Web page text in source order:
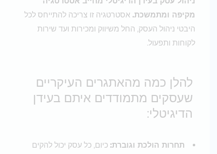
מקיפה ומתמשכת.אסטרטגיה זו צריכה להתייחס לכל
היבטי ניהול העסק, החל משיווק ומכירות ועד שירות
לקוחות ותפעול.
להלן כמה מהאתגרים העיקריים
שעסקים מתמודדים איתם בעידן
הדיגיטלי:
תחרות הולכת וגוברת:כיום, כל עסק יכול להקים